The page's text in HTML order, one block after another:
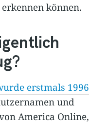
können.
erstmals 1996
und
America Online,